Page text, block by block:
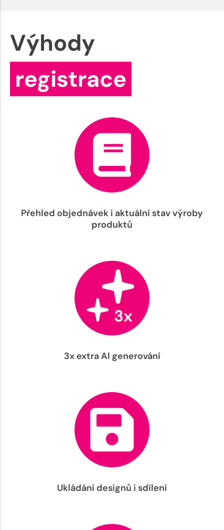
Výhody
registrace
Přehled objednávek i aktuální stav výroby
produktů
3x extra AI generování
Ukládání designů i sdílení